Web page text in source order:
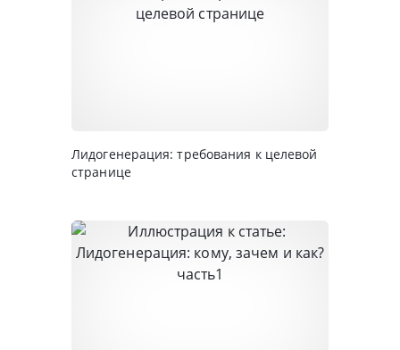
Лидогенерация: требования к целевой
странице